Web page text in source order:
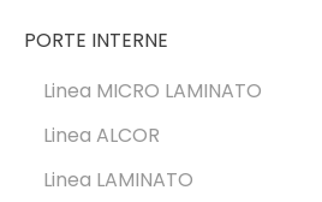
PORTE INTERNE
Linea MICRO LAMINATO
Linea ALCOR
Linea LAMINATO